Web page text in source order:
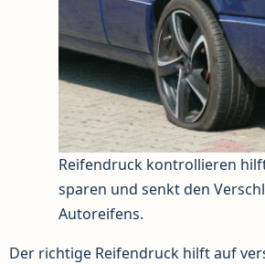
Reifendruck kontrollieren
sparen und senkt den
Autoreifens.
Der richtige Reifendruck hilft auf